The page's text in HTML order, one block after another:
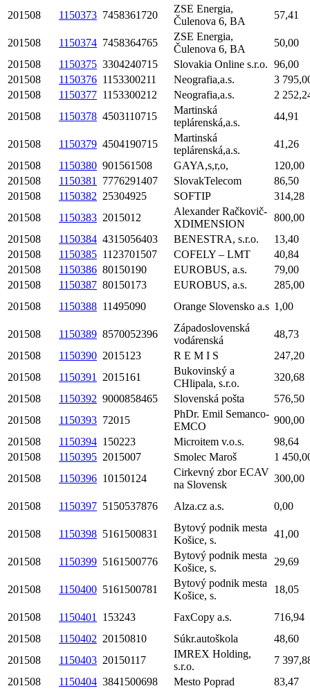
201508 1150373 7458361720
ZSE Energia,
Čulenova 6, BA
57,41
201508 1150374 7458364765
ZSE Energia,
Čulenova 6, BA
50,00
201508
1150375 3304240715 Slovakia Online s.r.o. 96,00
201508
1150376 1153300211 Neografia,a.s.
3
201508
1150377 1153300212 Neografia,a.s.
2
201508
1150378 4503110715
Martinská
teplárenská,a.s.
44,91
201508 1150379 4504190715
Martinská
teplárenská,a.s.
41,26
201508
1150380 901561508 GAYA,s,r,o,
120,00
201508
1150381 7776291407 SlovakTelecom
86,50
201508
1150382 25304925 SOFTIP
314,28
201508
1150383 2015012
Alexander Račkovič-
XDIMENSION
800,00
201508
1150384 4315056403 BENESTRA, s.r.o.
13,40
201508
1150385 1123701507 COFELY – LMT
40,84
201508
1150386 80150190 EUROBUS, a.s.
79,00
201508
1150387 80150173 EUROBUS, a.s.
285,00
201508
1150388 11495090 Orange Slovensko a.s 1,00
201508 1150389 8570052396
Západoslovenská
vodárenská
48,73
201508
1150390 2015123 R E M I S
247,20
201508
1150391 2015161
Bukovinský a
CHlipala, s.r.o.
320,68
201508
1150392 9000858465 Slovenská pošta
576,50
201508
1150393 72015
PhDr. Emil Semanco-
EMCO
900,00
201508
1150394 150223 Microitem v.o.s.
98,64
201508
1150395 2015007 Smolec Maroš
1
201508
1150396 10150124
Cirkevný zbor ECAV
na Slovensk
300,00
201508 1150397 5150537876 Alza.cz a.s. 0,00
201508 1150398 5161500831
Bytový podnik mesta
Košice, s.
41,00
201508 1150399 5161500776
Bytový podnik mesta
Košice, s.
29,69
201508 1150400 5161500781
Bytový podnik mesta
Košice, s.
18,05
201508 1150401 153243 FaxCopy a.s.
716,94
201508
1150402 20150810 Súkr.autoškola
48,60
201508
1150403 20150117
IMREX Holding,
s.r.o.
7
201508
1150404 3841500698 Mesto Poprad
83,47